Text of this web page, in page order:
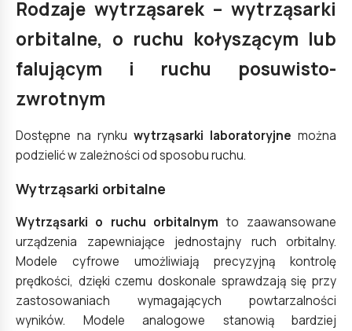
Rodzaje wytrząsarek – wytrząsarki
orbitalne, o ruchu kołyszącym lub
falującym i ruchu posuwisto-
zwrotnym
Dostępne na rynku wytrząsarki laboratoryjne można
podzielić w zależności od sposobu ruchu.
Wytrząsarki orbitalne
Wytrząsarki o ruchu orbitalnym to zaawansowane
urządzenia zapewniające jednostajny ruch orbitalny.
Modele cyfrowe umożliwiają precyzyjną kontrolę
prędkości, dzięki czemu doskonale sprawdzają się przy
zastosowaniach wymagających powtarzalności
wyników. Modele analogowe stanowią bardziej